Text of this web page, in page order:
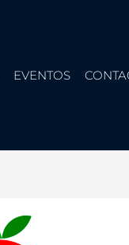
EVENTOS